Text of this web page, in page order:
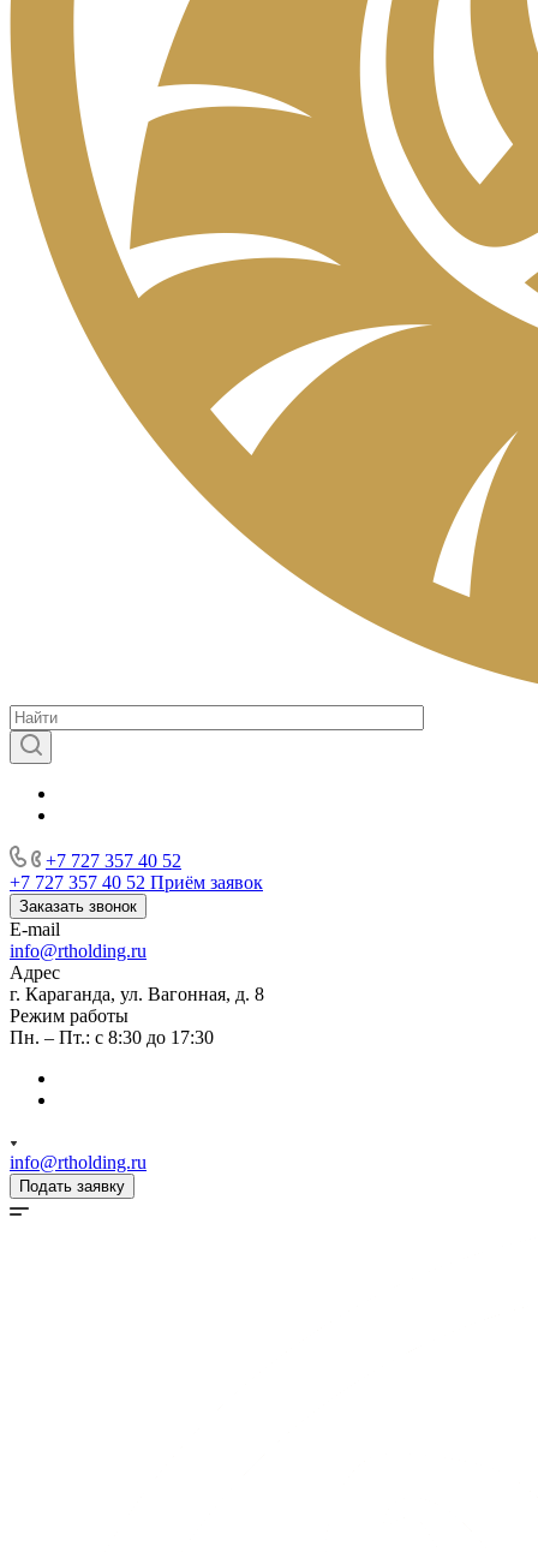
+7 727 357 40 52
+7 727 357 40 52 Приём заявок
Заказать звонок
E-mail
info@rtholding.ru
Адрес
г. Караганда, ул. Вагонная, д. 8
Режим работы
Пн. – Пт.: с 8:30 до 17:30
info@rtholding.ru
Подать заявку